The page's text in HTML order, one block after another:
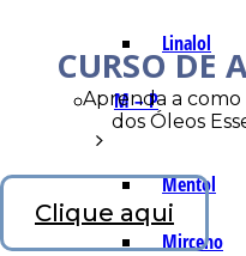
Linalol
M – P
Mentol
Mirceno
CURSO DE
Aprenda a
dos Óleos
Clique aqui